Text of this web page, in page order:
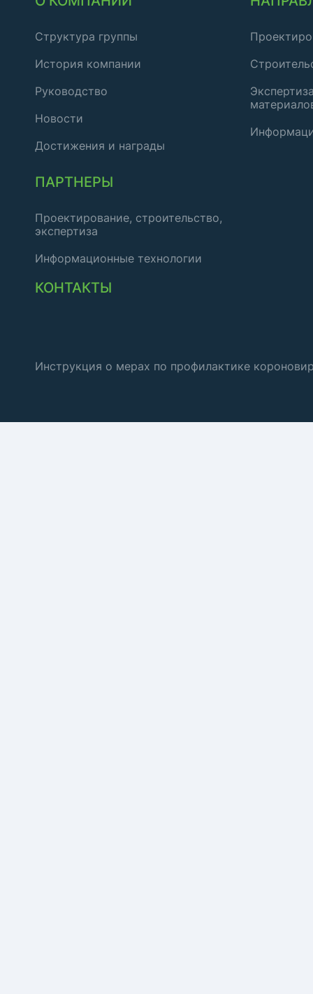
Структура группы
История компании
Руководство
Новости
Достижения и награды
ПАРТНЕРЫ
Проектирование, строительство,
экспертиза
Информационные технологии
КОНТАКТЫ
Инструкция о мерах по профилактике